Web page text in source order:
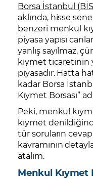
Borsa İstanbul
aklında, hisse
benzeri menkul
piyasa yapısı
yanlış sayılmaz,
kıymet ticaretinin
piyasadır. Hatta
kadar Borsa
Kıymet Borsası”
Peki, menkul
kıymet
tür soruların
kavramının
atalım.
Menkul Kıymet